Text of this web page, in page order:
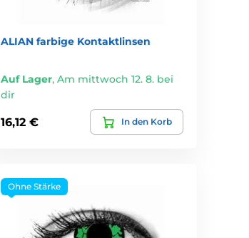
ALIAN farbige Kontaktlinsen
Auf Lager,Am mittwoch 12. 8. bei
dir
16,12 € In den Korb
Ohne Stärke